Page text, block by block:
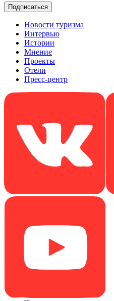
Новости туризма
Интервью
Истории
Мнение
Проекты
Отели
Пресс-центр